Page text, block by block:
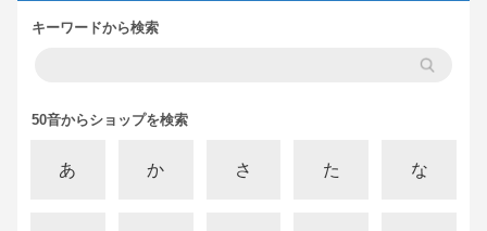
キーワードから検索
50音からショップを検索
あ か さ た な